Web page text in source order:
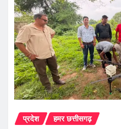
प्रदेश हमर छत्तीसगढ़